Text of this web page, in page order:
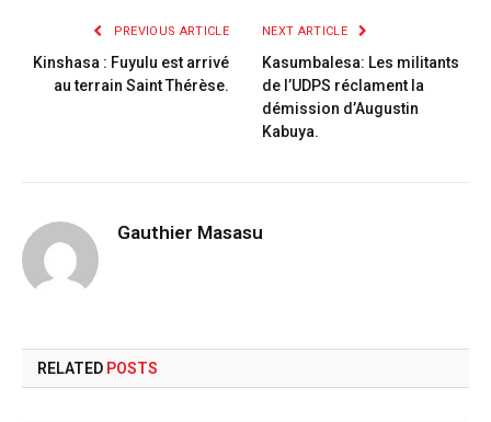
PREVIOUS ARTICLE
Kinshasa : Fuyulu est arrivé
au terrain Saint Thérèse.
NEXT ARTICLE
Kasumbalesa: Les militants
de l’UDPS réclament la
démission d’Augustin
Kabuya.
Gauthier Masasu
RELATED POSTS